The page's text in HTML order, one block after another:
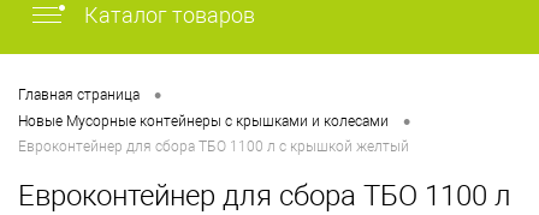
Каталог товаров
Главная страница •
Новые Мусорные контейнеры с крышками и колесами •
Евроконтейнер для сбора ТБО 1100 л с крышкой желтый
Евроконтейнер для сбора ТБО 1100 л